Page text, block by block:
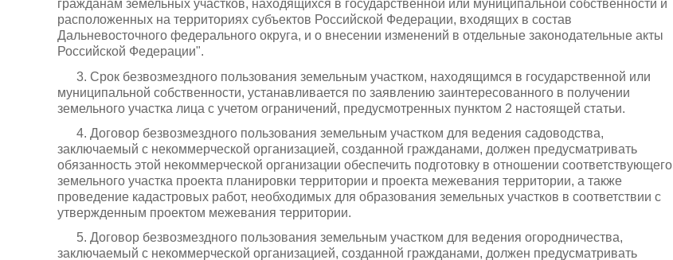
гражданам земельных участков, находящихся в государственной или муниципальной собственности и
расположенных на территориях субъектов Российской Федерации, входящих в состав
Дальневосточного федерального округа, и о внесении изменений в отдельные законодательные акты
Российской Федерации".
3. Срок безвозмездного пользования земельным участком, находящимся в государственной или
муниципальной собственности, устанавливается по заявлению заинтересованного в получении
земельного участка лица с учетом ограничений, предусмотренных пунктом 2 настоящей статьи.
4. Договор безвозмездного пользования земельным участком для ведения садоводства,
заключаемый с некоммерческой организацией, созданной гражданами, должен предусматривать
обязанность этой некоммерческой организации обеспечить подготовку в отношении соответствующего
земельного участка проекта планировки территории и проекта межевания территории, а также
проведение кадастровых работ, необходимых для образования земельных участков в соответствии с
утвержденным проектом межевания территории.
5. Договор безвозмездного пользования земельным участком для ведения огородничества,
заключаемый с некоммерческой организацией, созданной гражданами, должен предусматривать